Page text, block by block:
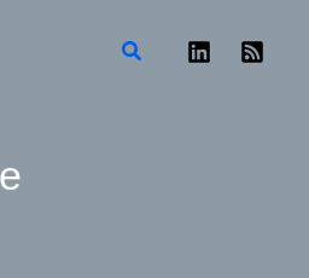
Rechercher